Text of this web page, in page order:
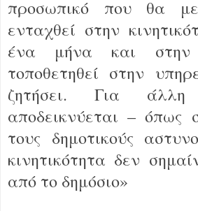
προσωπικό που θα
ενταχθεί στην
ένα μήνα και στην
τοποθετηθεί στην
ζητήσει. Για
αποδεικνύεται – όπως
τους δημοτικούς
κινητικότητα δεν
από το δημόσιο»